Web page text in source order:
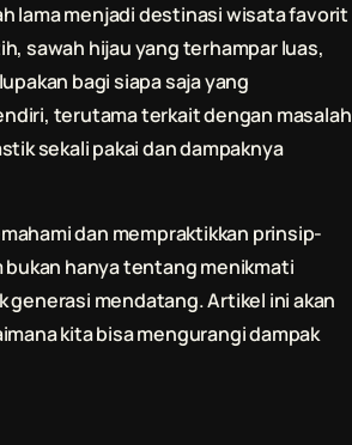
lama menjadi destinasi wisata favorit
sawah hijau yang terhampar luas,
bagi siapa saja yang
terutama terkait dengan masalah
sekali pakai dan dampaknya
dan mempraktikkan prinsip-
bukan hanya tentang menikmati
mendatang. Artikel ini akan
kita bisa mengurangi dampak